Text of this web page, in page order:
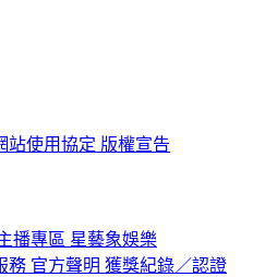
站使用協定 版權宣告
播專區 星藝象娛樂
務 官方聲明 獲獎紀錄／認證